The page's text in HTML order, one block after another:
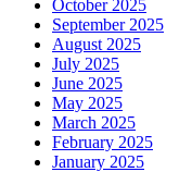
October 2025
September 2025
August 2025
July 2025
June 2025
May 2025
March 2025
February 2025
January 2025